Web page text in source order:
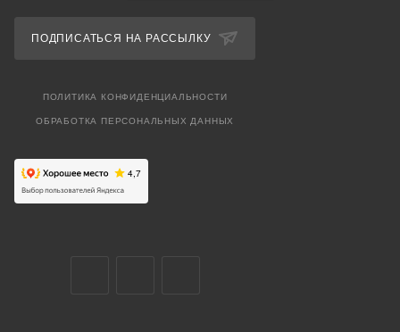
ПОДПИСАТЬСЯ НА РАССЫЛКУ
ПОЛИТИКА КОНФИДЕНЦИАЛЬНОСТИ
ОБРАБОТКА ПЕРСОНАЛЬНЫХ ДАННЫХ